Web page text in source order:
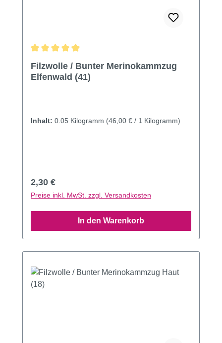
Filzwolle / Bunter Merinokammzug
Elfenwald (41)
Inhalt: 0.05 Kilogramm (46,00 € / 1 Kilogramm)
Regulärer Preis:
2,30 €
Preise inkl. MwSt. zzgl. Versandkosten
In den Warenkorb